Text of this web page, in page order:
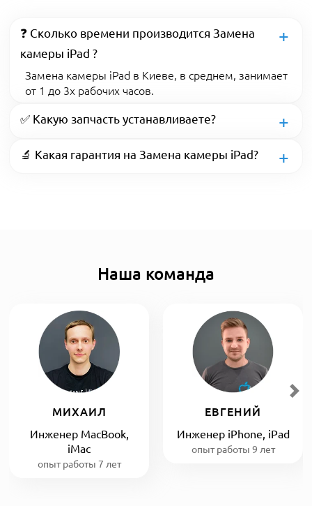
❓ Сколько времени производится Замена
камеры iPad ?
Замена камеры iPad в Киеве, в среднем, занимает
от 1 до 3х рабочих часов.
✅ Какую запчасть устанавливаете?
🔬 Какая гарантия на Замена камеры iPad?
Наша команда
МИХАИЛ
Инженер MacBook,
iMac
опыт работы 7 лет
ЕВГЕНИЙ
Инженер iPhone, iPad
опыт работы 9 лет